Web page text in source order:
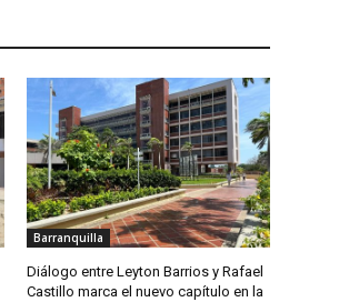
Barranquilla
Diálogo entre Leyton Barrios y Rafael
Castillo marca el nuevo capítulo en la